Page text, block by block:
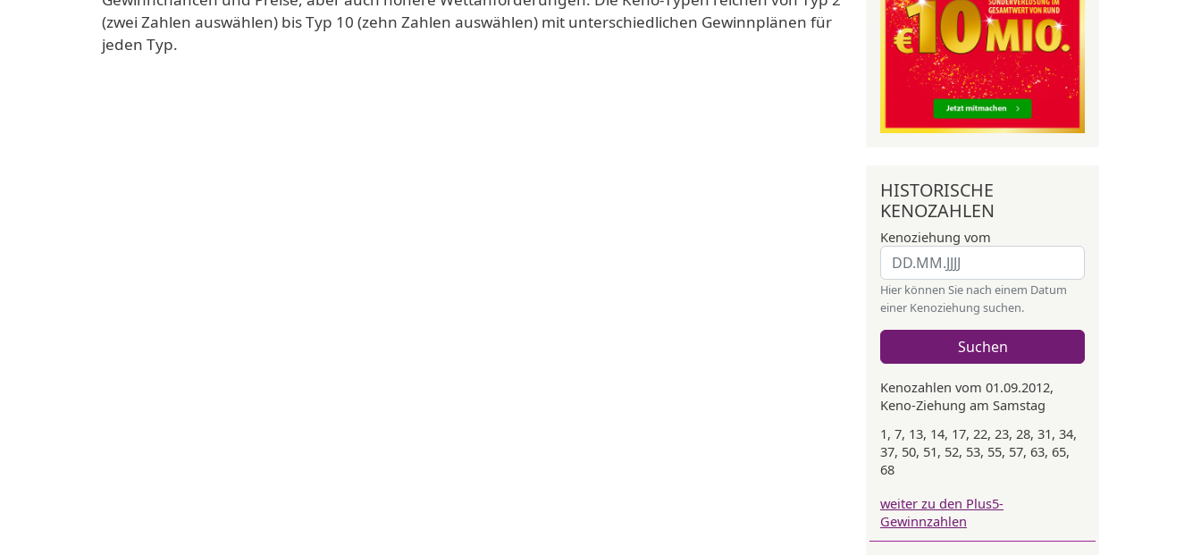
(zwei Zahlen auswählen) bis Typ 10 (zehn Zahlen auswählen) mit unterschiedlichen Gewinnplänen für
jeden Typ.
HISTORISCHE
KENOZAHLEN
Kenoziehung vom
Hier können Sie nach einem Datum
einer Kenoziehung suchen.
Suchen
Kenozahlen vom 01.09.2012,
Keno-Ziehung am Samstag
1, 7, 13, 14, 17, 22, 23, 28, 31, 34,
37, 50, 51, 52, 53, 55, 57, 63, 65,
68
weiter zu den Plus5-
Gewinnzahlen